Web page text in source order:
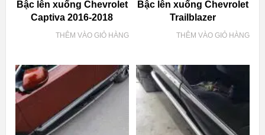
Bậc lên xuống Chevrolet
Captiva 2016-2018
THÊM VÀO GIỎ HÀNG
Bậc lên xuống Chevrolet
Trailblazer
THÊM VÀO GIỎ HÀNG